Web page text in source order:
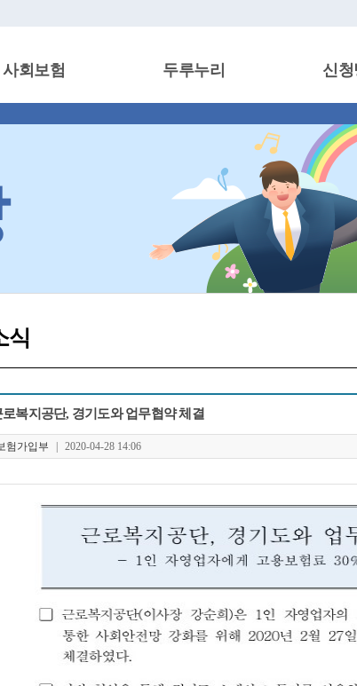
사회보험 두루누리 신청
식
복지공단, 경기도와 업무협약 체결
험가입부 2020-04-28 14:06